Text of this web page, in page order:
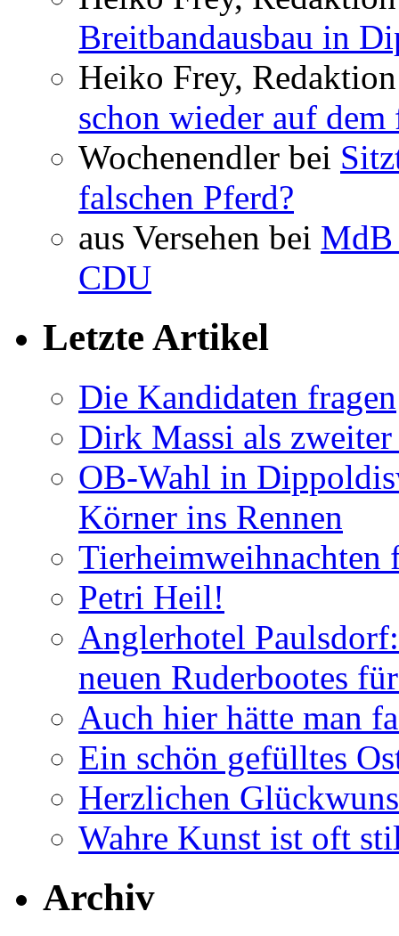
Breitbandausbau in
Heiko Frey,
schon wieder auf dem
Wochenendler bei
falschen Pferd?
aus Versehen bei MdB
CDU
Letzte Artikel
Die Kandidaten fragen
Dirk Massi als
OB-Wahl in
Körner ins Rennen
Tierheimweihnachten
Petri Heil!
Anglerhotel
neuen Ruderbootes
Auch hier hätte man
Ein schön gefülltes
Herzlichen
Wahre Kunst ist oft
Archiv